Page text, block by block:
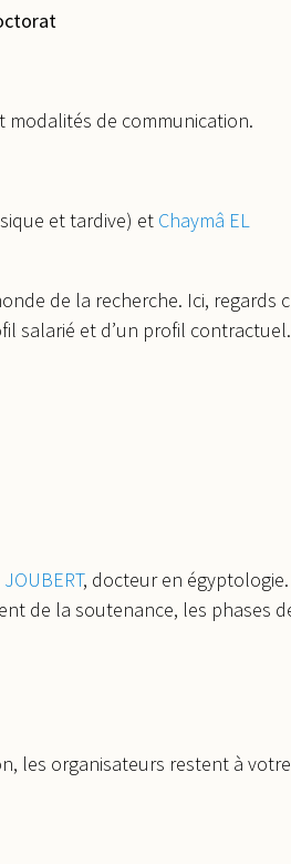
modalités de communication.
et tardive) et Chaymâ EL
de la recherche. Ici, regards
salarié et d’un profil contractuel.
, docteur en égyptologie.
de la soutenance, les phases
les organisateurs restent à votre